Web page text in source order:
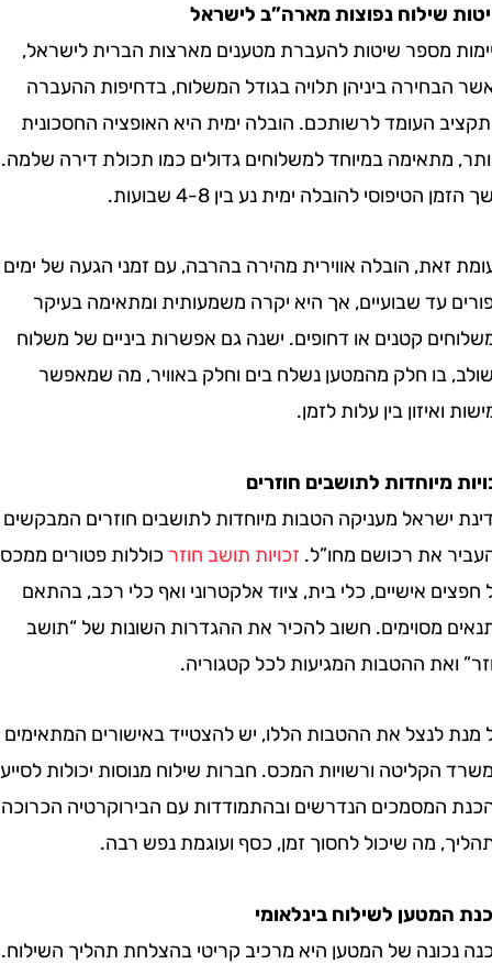
שילוח נפוצות מארה”ב לישראל
מספר שיטות להעברת מטענים מארצות הברית לישראל,
ביניהן תלויה בגודל המשלוח, בדחיפות ההעברה
העומד לרשותכם. הובלה ימית היא האופציה החסכונית
מתאימה במיוחד למשלוחים גדולים כמו תכולת דירה שלמה.
להובלה ימית נע בין 4-8 שבועות.
הובלה אווירית מהירה בהרבה, עם זמני הגעה של ימים
עד שבועיים, אך היא יקרה משמעותית ומתאימה בעיקר
קטנים או דחופים. ישנה גם אפשרות ביניים של משלוח
בו חלק מהמטען נשלח בים וחלק באוויר, מה שמאפשר
בין עלות לזמן.
מיוחדות לתושבים חוזרים
מעניקה הטבות מיוחדות לתושבים חוזרים המבקשים
את רכושם מחו”ל.זכויות תושב חוזר כוללות פטורים ממכס
אישיים, כלי בית, ציוד אלקטרוני ואף כלי רכב, בהתאם
מסוימים. חשוב להכיר את ההגדרות השונות של “תושב
ההטבות המגיעות לכל קטגוריה.
לנצל את ההטבות הללו, יש להצטייד באישורים המתאימים
ורשויות המכס. חברות שילוח מנוסות יכולות לסייע
הנדרשים ובהתמודדות עם הבירוקרטיה הכרוכה
מה שיכול לחסוך זמן, כסף ועוגמת נפש רבה.
לשילוח בינלאומי
של המטען היא מרכיב קריטי בהצלחת תהליך השילוח.